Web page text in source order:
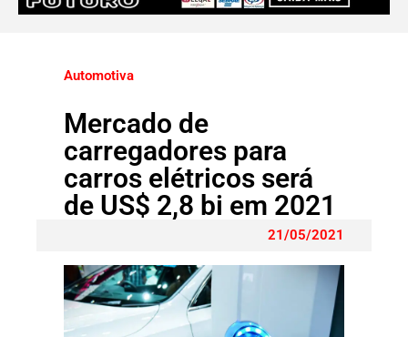
Automotiva
Mercado de
carregadores para
carros elétricos será
de US$ 2,8 bi em 2021
21/05/2021